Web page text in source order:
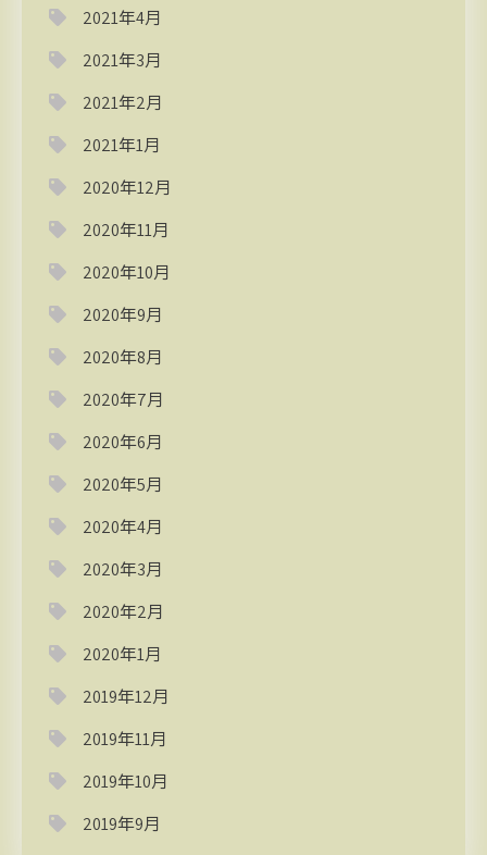
2021年4月
2021年3月
2021年2月
2021年1月
2020年12月
2020年11月
2020年10月
2020年9月
2020年8月
2020年7月
2020年6月
2020年5月
2020年4月
2020年3月
2020年2月
2020年1月
2019年12月
2019年11月
2019年10月
2019年9月